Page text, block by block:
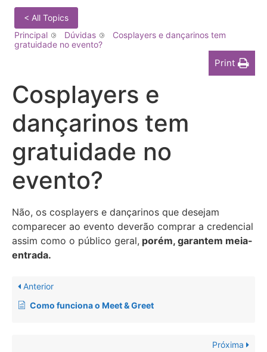
< All Topics
Principal
Dúvidas
Cosplayers e dançarinos tem
gratuidade no evento?
Print
Cosplayers e
dançarinos tem
gratuidade no
evento?
Não, os cosplayers e dançarinos que desejam
comparecer ao evento deverão comprar a credencial
assim como o público geral, porém, garantem meia-
entrada.
Anterior
Como funciona o Meet & Greet
Próxima